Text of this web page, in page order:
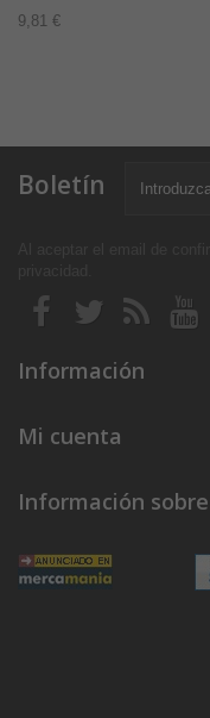
9,81 €
Boletín
Información
Mi cuenta
Información